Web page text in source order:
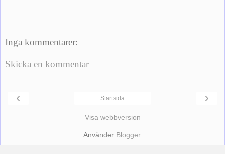
Inga kommentarer:
Skicka en kommentar
‹ ›
Startsida
Visa webbversion
Använder Blogger.